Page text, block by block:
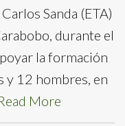
Sanda (ETA)
durante el
la formación
y 12 hombres, en
More